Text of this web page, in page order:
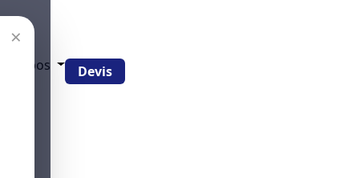
À propos Devis
×